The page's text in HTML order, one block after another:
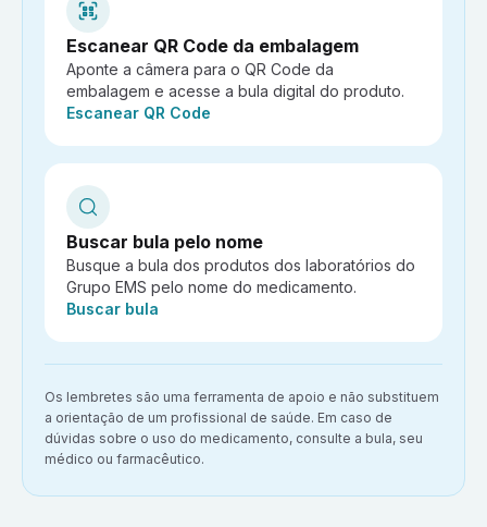
Escanear QR Code da embalagem
Aponte a câmera para o QR Code da
embalagem e acesse a bula digital do produto.
Ação:
Escanear QR Code
Buscar bula pelo nome
Busque a bula dos produtos dos laboratórios do
Grupo EMS pelo nome do medicamento.
Ação:
Buscar bula
Aviso importante:
Os lembretes são uma ferramenta de apoio e não substituem
a orientação de um profissional de saúde. Em caso de
dúvidas sobre o uso do medicamento, consulte a bula, seu
médico ou farmacêutico.